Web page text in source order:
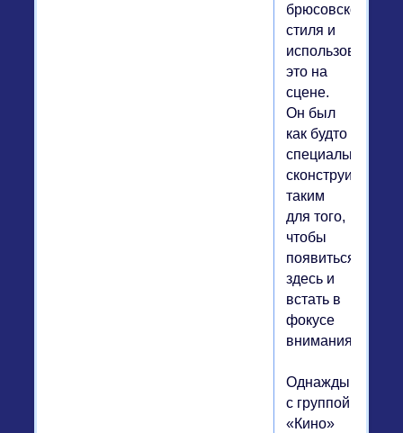
брюсовского
стиля и
использовал
это на
сцене.
Он был
как будто
специально
сконструирован
таким
для того,
чтобы
появиться
здесь и
встать в
фокусе
внимания.
Однажды
с группой
«Кино»